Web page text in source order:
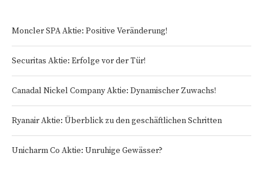
Moncler SPA Aktie: Positive Veränderung!
Securitas Aktie: Erfolge vor der Tür!
Canadal Nickel Company Aktie: Dynamischer Zuwachs!
Ryanair Aktie: Überblick zu den geschäftlichen Schritten
Unicharm Co Aktie: Unruhige Gewässer?